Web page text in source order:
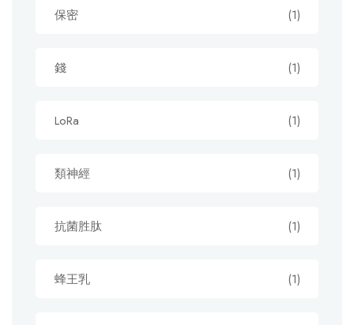
保密 (1)
錢 (1)
LoRa (1)
類神經 (1)
抗菌胜肽 (1)
蜂王乳 (1)